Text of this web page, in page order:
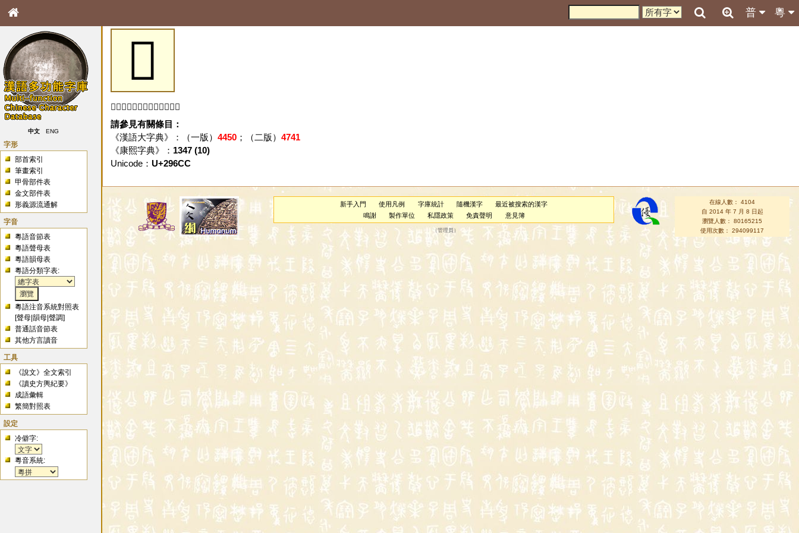
粵
普
中文 ENG
字形
部首索引
筆畫索引
甲骨部件表
金文部件表
形義源流通解
字音
粵語音節表
粵語聲母表
粵語韻母表
粵語分類字表:
粵語注音系統對照表
[聲母 |韻母 |聲調]
普通話音節表
其他方言讀音
工具
《說文》全文索引
《讀史方輿紀要》
成語彙輯
繁簡對照表
設定
冷僻字:
粵音系統:
𩛌
「𩛌」字未收錄於本資料庫。
請參見有關條目：
《漢語大字典》：（一版） 4450；（二版） 4741
《康熙字典》： 1347 (10)
Unicode： U+296CC
新手入門 使用凡例 字庫統計 隨機漢字
最近被搜索的漢字
鳴謝
製作單位 私隱政策 免責聲明 意見簿
（管理員 ）
在線人數： 4104
自 2014 年 7 月 8 日起
瀏覽人數： 80165215
使用次數： 294099117